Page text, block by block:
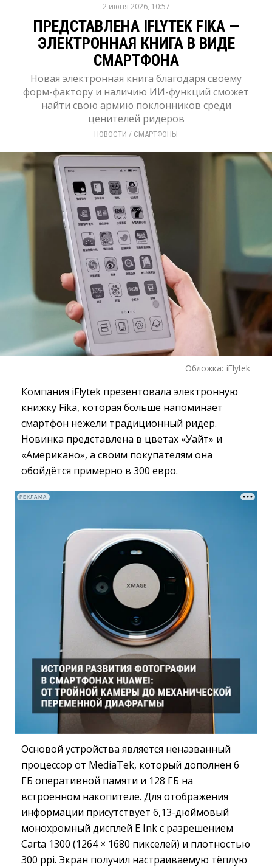
2 июня 2026, 10:57
ПРЕДСТАВЛЕНА IFLYTEK FIKA —
ЭЛЕКТРОННАЯ КНИГА В ВИДЕ
СМАРТФОНА
Новая электронная книга благодаря своему
форм-фактору и наличию ИИ-функций сможет
найти свою армию поклонников среди
ценителей ридеров
НОВОСТИ / СМАРТФОНЫ
Обложка: iFlytek
Компания iFlytek презентовала электронную
книжку Fika, которая больше напоминает
смартфон нежели традиционный ридер.
Новинка представлена в цветах «Уайт» и
«Американо», а своим покупателям она
обойдётся примерно в 300 евро.
РЕКЛАМА
Основой устройства является неназванный
процессор от MediaTek, который дополнен 6
ГБ оперативной памяти и 128 ГБ на
встроенном накопителе. Для отображения
информации присутствует 6,13-дюймовый
монохромный дисплей E Ink с разрешением
Carta 1300 (1264 × 1680 пикселей) и плотностью
300 ppi. Экран получил настраиваемую тёплую